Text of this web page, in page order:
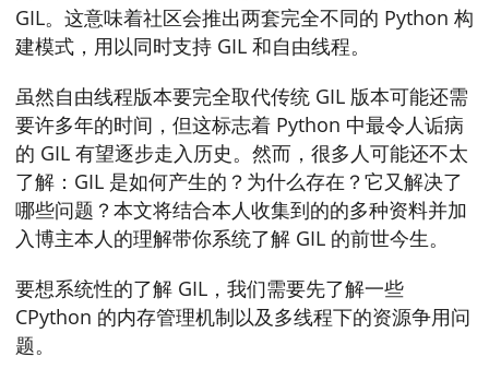
GIL。这意味着社区会推出两套完全不同的 Python 构
建模式，用以同时支持 GIL 和自由线程。
虽然自由线程版本要完全取代传统 GIL 版本可能还需
要许多年的时间，但这标志着 Python 中最令人诟病
的 GIL 有望逐步走入历史。然而，很多人可能还不太
了解：GIL 是如何产生的？为什么存在？它又解决了
哪些问题？本文将结合本人收集到的的多种资料并加
入博主本人的理解带你系统了解 GIL 的前世今生。
要想系统性的了解 GIL，我们需要先了解一些
CPython 的内存管理机制以及多线程下的资源争用问
题。